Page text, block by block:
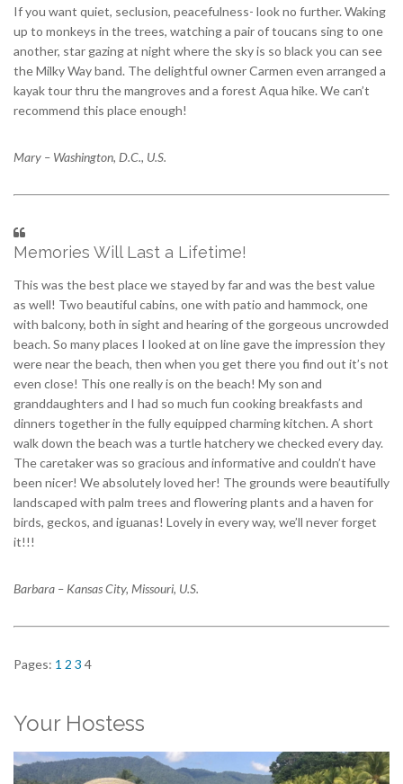
If you want quiet, seclusion, peacefulness- look no further. Waking
up to monkeys in the trees, watching a pair of toucans sing to one
another, star gazing at night where the sky is so black you can see
the Milky Way band. The delightful owner Carmen even arranged a
kayak tour thru the mangroves and a forest Aqua hike. We can’t
recommend this place enough!
Mary – Washington, D.C., U.S.
Memories Will Last a Lifetime!
This was the best place we stayed by far and was the best value
as well! Two beautiful cabins, one with patio and hammock, one
with balcony, both in sight and hearing of the gorgeous uncrowded
beach. So many places I looked at on line gave the impression they
were near the beach, then when you get there you find out it’s not
even close! This one really is on the beach! My son and
granddaughters and I had so much fun cooking breakfasts and
dinners together in the fully equipped charming kitchen. A short
walk down the beach was a turtle hatchery we checked every day.
The caretaker was so gracious and informative and couldn’t have
been nicer! We absolutely loved her! The grounds were beautifully
landscaped with palm trees and flowering plants and a haven for
birds, geckos, and iguanas! Lovely in every way, we’ll never forget
it!!!
Barbara – Kansas City, Missouri, U.S.
Pages: 1 2 3 4
Your Hostess